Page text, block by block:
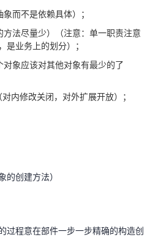
而不是依赖具体）；
方法尽量少）（注意：单一职责注意
是业务上的划分）；
对象应该对其他对象有最少的了
内修改关闭，对外扩展开放）；
的创建方法）
过程意在部件一步一步精确的构造创